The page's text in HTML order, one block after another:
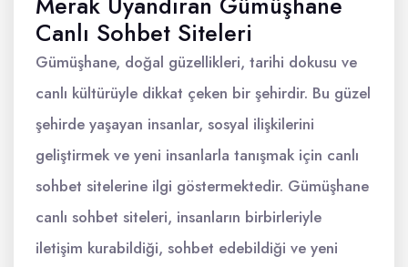
Canlı Sohbet Siteleri
Gümüşhane, doğal güzellikleri, tarihi dokusu ve
canlı kültürüyle dikkat çeken bir şehirdir. Bu güzel
şehirde yaşayan insanlar, sosyal ilişkilerini
geliştirmek ve yeni insanlarla tanışmak için canlı
sohbet sitelerine ilgi göstermektedir. Gümüşhane
canlı sohbet siteleri, insanların birbirleriyle
iletişim kurabildiği, sohbet edebildiği ve yeni